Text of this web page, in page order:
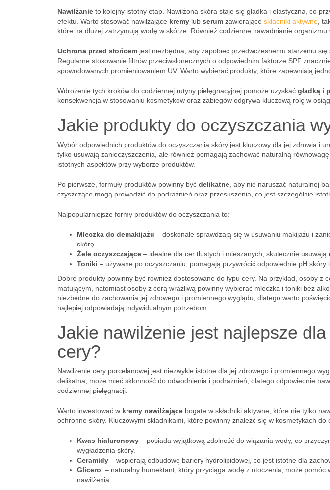
Nawilżanie to kolejny istotny etap. Nawilżona skóra staje się gładka i elastyczna, co
efektu. Warto stosować nawilżające kremy lub serum zawierające składniki aktywne ,
które na dłużej zatrzymują wodę w skórze. Również codzienne nawadnianie organizmu
Ochrona przed słońcem jest niezbędna, aby zapobiec przedwczesnemu starzeniu się
Regularne stosowanie filtrów przeciwsłonecznych o odpowiednim faktorze SPF
spowodowanych promieniowaniem UV. Warto wybierać produkty, które zapewniają
Wdrożenie tych kroków do codziennej rutyny pielęgnacyjnej pomoże uzyskać gładką i
konsekwencja w stosowaniu kosmetyków oraz zabiegów odgrywa kluczową rolę w
Jakie produkty do oczyszczania
Wybór odpowiednich produktów do oczyszczania skóry jest kluczowy dla jej zdrowia i
tylko usuwają zanieczyszczenia, ale również pomagają zachować naturalną
istotnych aspektów przy wyborze produktów.
Po pierwsze, formuły produktów powinny być delikatne , aby nie naruszać naturalnej
czyszczące mogą prowadzić do podrażnień oraz przesuszenia, co jest szczególnie
Najpopularniejsze formy produktów do oczyszczania to:
Mleczka do demakijażu – doskonale sprawdzają się w usuwaniu makijażu i
skórę.
Żele oczyszczające – idealne dla cer tłustych i mieszanych, skutecznie
Toniki – używane po oczyszczaniu, pomagają przywrócić odpowiednie pH skóry
Dobre produkty powinny być również dostosowane do typu cery. Na przykład, osoby z
matującym, natomiast osoby z cerą wrażliwą powinny wybierać mleczka i toniki bez
niezbędne do zachowania jej zdrowego i promiennego wyglądu, dlatego warto
najlepiej odpowiadają indywidualnym potrzebom.
Jakie nawilżenie jest najlepsze
cery?
Nawilżenie cery porcelanowej jest niezwykle istotne dla jej zdrowego i promiennego
delikatna, może mieć skłonność do odwodnienia i podrażnień, dlatego odpowiednie
codziennej pielęgnacji.
Warto inwestować w kremy nawilżające bogate w składniki aktywne, które nie tylko
ochronne skóry. Kluczowymi składnikami, które powinny znaleźć się w kosmetykach do
Kwas hialuronowy – posiada wyjątkową zdolność do wiązania wody, co
wygładzenia skóry.
Ceramidy – wspierają odbudowę bariery hydrolipidowej, co jest istotne dla
Glicerol – naturalny humektant, który przyciąga wodę z otoczenia, może pomóc
nawilżenia.